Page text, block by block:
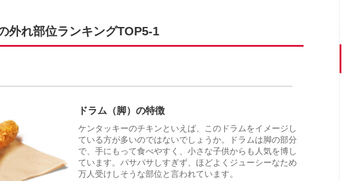
外れ部位ランキングTOP5-1
ドラム（脚）の特徴
ケンタッキーのチキンといえば、このドラムをイメージし
ている方が多いのではないでしょうか。ドラムは脚の部分
で、手にもって食べやすく、小さな子供からも人気を博し
ています。パサパサしすぎず、ほどよくジューシーなため
万人受けしそうな部位と言われています。